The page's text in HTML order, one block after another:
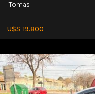
Tomas
U$S 19.800